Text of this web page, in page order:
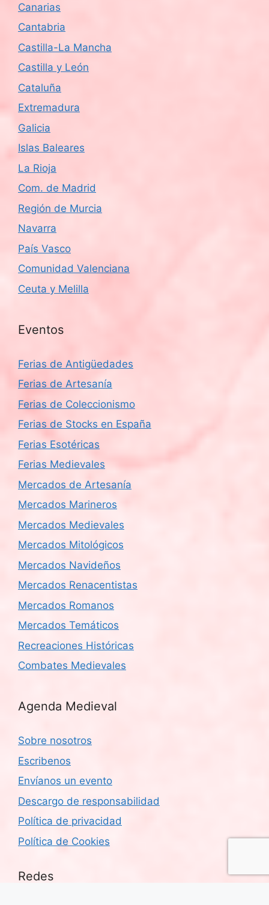
Canarias
Cantabria
Castilla-La Mancha
Castilla y León
Cataluña
Extremadura
Galicia
Islas Baleares
La Rioja
Com. de Madrid
Región de Murcia
Navarra
País Vasco
Comunidad Valenciana
Ceuta y Melilla
Eventos
Ferias de Antigüedades
Ferias de Artesanía
Ferias de Coleccionismo
Ferias de Stocks en España
Ferias Esotéricas
Ferias Medievales
Mercados de Artesanía
Mercados Marineros
Mercados Medievales
Mercados Mitológicos
Mercados Navideños
Mercados Renacentistas
Mercados Romanos
Mercados Temáticos
Recreaciones Históricas
Combates Medievales
Agenda Medieval
Sobre nosotros
Escribenos
Envíanos un evento
Descargo de responsabilidad
Política de privacidad
Política de Cookies
Redes